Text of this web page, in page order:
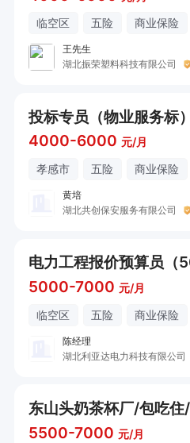
临空区 五险 商业保险
王先生
湖北振荣塑料科技有限公司
投标专员（物业服务标
4000-6000 元/月
孝感市 五险 商业保险
黄培
湖北共创保安服务有限公司
电力工程报价预算员（
5000-7000 元/月
临空区 五险 商业保险
陈经理
湖北利亚达电力科技有限公司
5500-7000 元/月